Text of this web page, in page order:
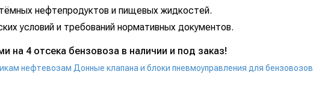
нефтепродуктов и пищевых жидкостей.
условий и требований нормативных документов.
на 4 отсека бензовоза в наличии и под заказ!
нефтевозам Донные клапана и блоки пневмоуправления для бензовозов